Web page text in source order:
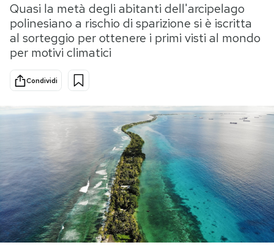
Tecnologia
Internet
Scienza
Cultura
Economia
Storie/Idee
Ok Boomer!
Media
PODCAST
NEWSLETTER
I MIEI PREFERITI
Quasi la metà degli abitanti dell'arcipelago
polinesiano a rischio di sparizione si è iscritta
al sorteggio per ottenere i primi visti al mondo
per motivi climatici
Condividi